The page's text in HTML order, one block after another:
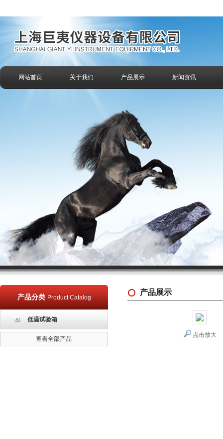
网站首页 关于我们 产品展示 新闻资讯
产品分类 Product Catalog
低温试验箱
查看全部产品
产品展示
点击放大